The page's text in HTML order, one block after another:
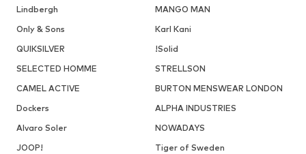
Lindbergh
MANGO MAN
Only & Sons
Karl Kani
QUIKSILVER
!Solid
SELECTED HOMME
STRELLSON
CAMEL ACTIVE
BURTON MENSWEAR LONDON
Dockers
ALPHA INDUSTRIES
Alvaro Soler
NOWADAYS
JOOP!
Tiger of Sweden